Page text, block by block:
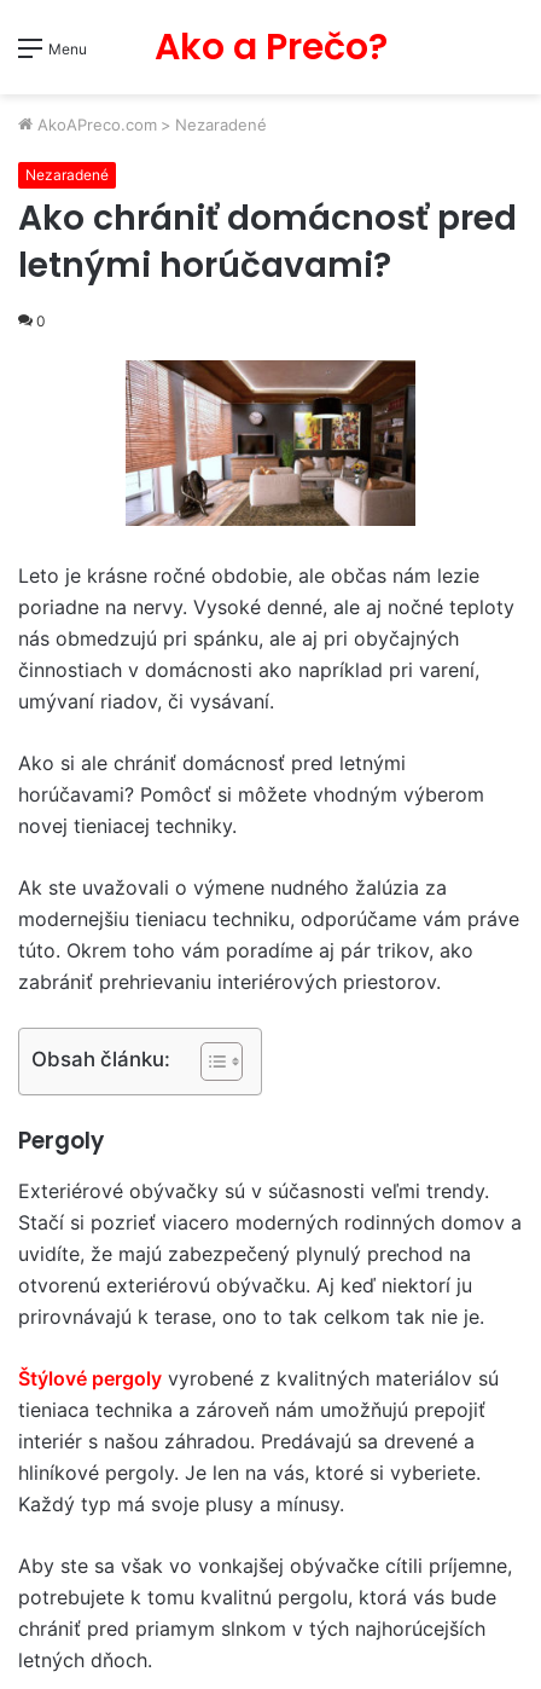
Menu Ako a Prečo?
AkoAPreco.com > Nezaradené
Nezaradené
Ako chrániť domácnosť pred
letnými horúčavami?
0
Leto je krásne ročné obdobie, ale občas nám lezie
poriadne na nervy. Vysoké denné, ale aj nočné teploty
nás obmedzujú pri spánku, ale aj pri obyčajných
činnostiach v domácnosti ako napríklad pri varení,
umývaní riadov, či vysávaní.
Ako si ale chrániť domácnosť pred letnými
horúčavami? Pomôcť si môžete vhodným výberom
novej tieniacej techniky.
Ak ste uvažovali o výmene nudného žalúzia za
modernejšiu tieniacu techniku, odporúčame vám práve
túto. Okrem toho vám poradíme aj pár trikov, ako
zabrániť prehrievaniu interiérových priestorov.
Obsah článku:
Pergoly
Exteriérové obývačky sú v súčasnosti veľmi trendy.
Stačí si pozrieť viacero moderných rodinných domov a
uvidíte, že majú zabezpečený plynulý prechod na
otvorenú exteriérovú obývačku. Aj keď niektorí ju
prirovnávajú k terase, ono to tak celkom tak nie je.
Štýlové pergoly vyrobené z kvalitných materiálov sú
tieniaca technika a zároveň nám umožňujú prepojiť
interiér s našou záhradou. Predávajú sa drevené a
hliníkové pergoly. Je len na vás, ktoré si vyberiete.
Každý typ má svoje plusy a mínusy.
Aby ste sa však vo vonkajšej obývačke cítili príjemne,
potrebujete k tomu kvalitnú pergolu, ktorá vás bude
chrániť pred priamym slnkom v tých najhorúcejších
letných dňoch.